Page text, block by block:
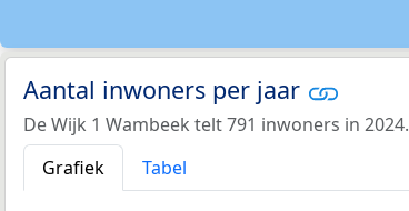
Aantal inwoners per jaar
De Wijk 1 Wambeek telt 791 inwoners in 2024.
Grafiek
Tabel